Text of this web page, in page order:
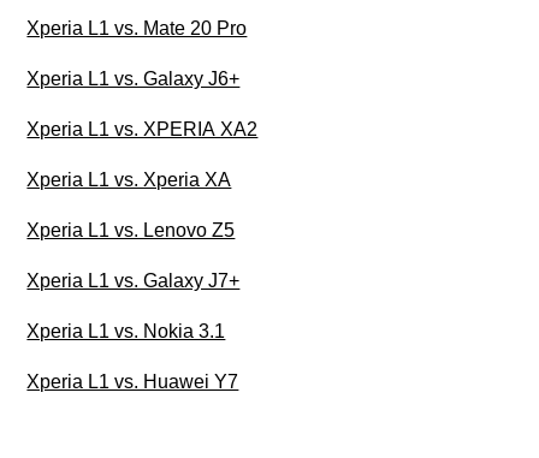
Xperia L1 vs. Mate 20 Pro
Xperia L1 vs. Galaxy J6+
Xperia L1 vs. XPERIA XA2
Xperia L1 vs. Xperia XA
Xperia L1 vs. Lenovo Z5
Xperia L1 vs. Galaxy J7+
Xperia L1 vs. Nokia 3.1
Xperia L1 vs. Huawei Y7